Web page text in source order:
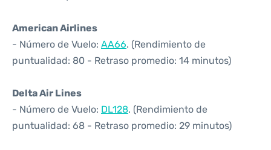
American Airlines
- Número de Vuelo: AA66. (Rendimiento de
puntualidad: 80 - Retraso promedio: 14 minutos)
Delta Air Lines
- Número de Vuelo: DL128. (Rendimiento de
puntualidad: 68 - Retraso promedio: 29 minutos)